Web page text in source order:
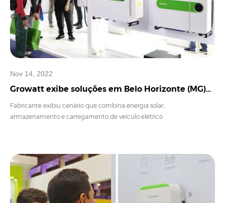
Nov 14, 2022
Growatt exibe soluções em Belo Horizonte (MG)
na Expo GD 2022
Fabricante exibiu cenário que combina energia solar,
armazenamento e carregamento de veículo elétrico